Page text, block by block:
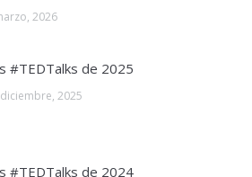
2026
#TEDTalks de 2025
2025
#TEDTalks de 2024